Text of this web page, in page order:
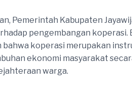
Pemerintah Kabupaten
pengembangan koperasi.
bahwa koperasi merupakan
ekonomi masyarakat
warga.